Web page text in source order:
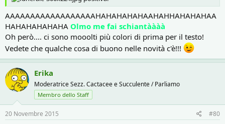
AAAAAAAAAAAAAAAAAAHAHAHAHAHAAHAHHAHAHAHAA
HAHAHAHAHAHA Olmo me fai schiantàààà
Oh però.... ci sono mooolti più colori di prima per il testo!
Vedete che qualche cosa di buono nelle novità c'è!!!
Erika
Moderatrice Sezz. Cactacee e Succulente / Parliamo
Membro dello Staff
20 Novembre 2015 #80